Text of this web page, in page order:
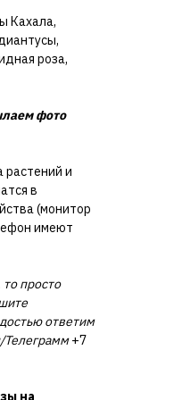
Кахала,
роза,
фото
растений и
в
(монитор
имеют
просто
ответим
Телеграмм+7
на